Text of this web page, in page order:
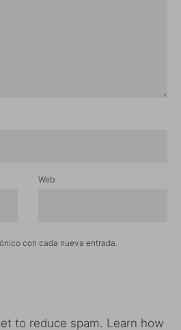
Web
con cada nueva entrada.
to reduce spam. Learn how